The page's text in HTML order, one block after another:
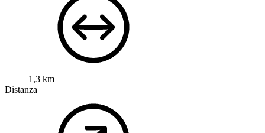
1,3 km
Distanza